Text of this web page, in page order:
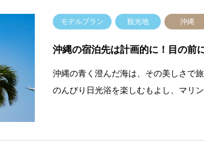
モデルプラン 観光地 沖縄
沖縄の宿泊先は計画的に！目の前
沖縄の青く澄んだ海は、その美しさで
のんびり日光浴を楽しむもよし、マリ